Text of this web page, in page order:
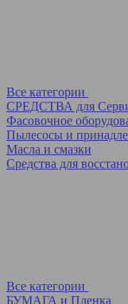
Все категории
СРЕДСТВА для
Фасовочное
Пылесосы и
Масла и смазки
Средства для
Все категории
БУМАГА и Пленка